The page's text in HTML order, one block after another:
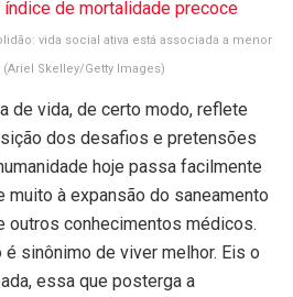
vida social ativa está associada a menor
(Ariel Skelley/Getty Images)
de vida, de certo modo, reflete
dos desafios e pretensões
hoje passa facilmente
muito à expansão do saneamento
outros conhecimentos médicos.
é sinônimo de viver melhor. Eis o
essa que posterga a